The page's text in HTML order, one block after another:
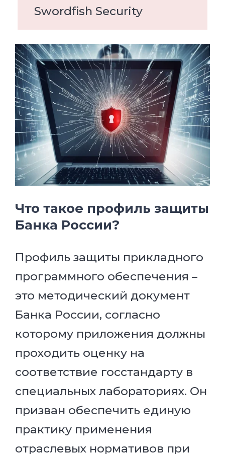
Swordfish Security
Что такое профиль защиты
Банка России?
Профиль защиты прикладного
программного обеспечения –
это методический документ
Банка России, согласно
которому приложения должны
проходить оценку на
соответствие госстандарту в
специальных лабораториях. Он
призван обеспечить единую
практику применения
отраслевых нормативов при